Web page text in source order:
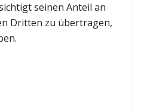
seinen Anteil an
Dritten zu übertragen,